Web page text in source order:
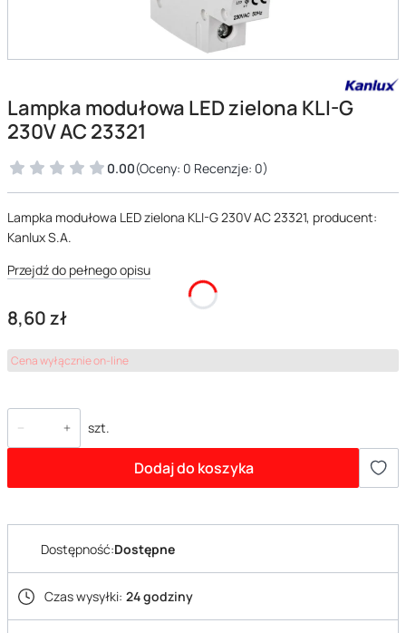
Lampka modułowa LED zielona KLI-G
230V AC 23321
0.00(Oceny: 0 Recenzje: 0)
Lampka modułowa LED zielona KLI-G 230V AC 23321, producent:
Kanlux S.A.
Przejdź do pełnego opisu
Cena
8,60 zł
Cena wyłącznie on-line
szt.
Dodaj do koszyka
Dostępność:Dostępne
Czas wysyłki: 24 godziny